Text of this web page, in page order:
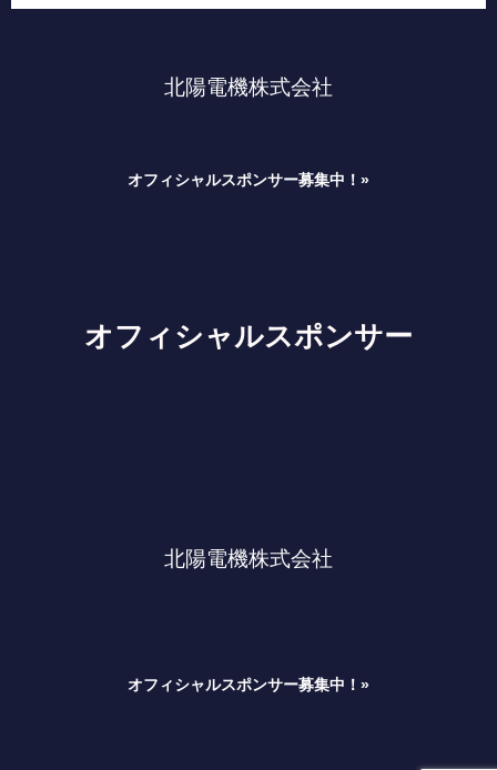
北陽電機株式会社
オフィシャルスポンサー募集中！»
オフィシャルスポンサー
北陽電機株式会社
オフィシャルスポンサー募集中！»